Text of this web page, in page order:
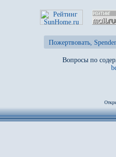
Пожертвовать,
Вопросы по